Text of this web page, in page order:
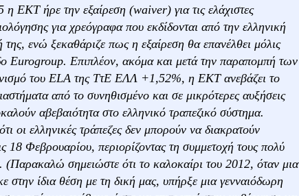
ΕΚΤ ήρε την εξαίρεση (waiver) για τις ελάχιστες
για χρεόγραφα που εκδίδονται από την ελληνική
ενώ ξεκαθάριζε πως η εξαίρεση θα επανέλθει μόλις
Eurogroup. Επιπλέον, ακόμα και μετά την παραπομπή των
του ΕLA της ΤτΕ ΕΛΛ +1,52%, η ΕΚΤ ανεβάζει το
από το συνηθισμένο και σε μικρότερες αυξήσεις
αβεβαιότητα στο ελληνικό τραπεζικό σύστημα.
οι ελληνικές τράπεζες δεν μπορούν να διακρατούν
18 Φεβρουαρίου, περιορίζοντας τη συμμετοχή τους πολύ
(Παρακαλώ σημειώστε ότι το καλοκαίρι του 2012, όταν μια
στην ίδια θέση με τη δική μας, υπήρξε μια γενναιόδωρη